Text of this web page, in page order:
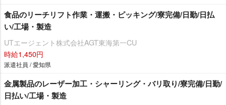
食品のリーチリフト作業・運搬・ピッキング/寮完備/日勤/日払
い/工場・製造
UTエージェント株式会社AGT東海第一CU
時給1,450円
派遣社員 / 愛知県
金属製品のレーザー加工・シャーリング・バリ取り/寮完備/日勤/
日払い/工場・製造